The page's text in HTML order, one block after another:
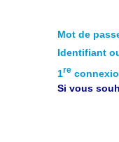
Mot de
Identifiant
1re
Si vous